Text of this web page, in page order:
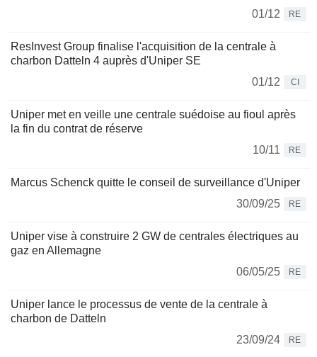
01/12
RE
ResInvest Group finalise l'acquisition de la centrale à
charbon Datteln 4 auprès d'Uniper SE
01/12
CI
Uniper met en veille une centrale suédoise au fioul après
la fin du contrat de réserve
10/11
RE
Marcus Schenck quitte le conseil de surveillance d'Uniper
30/09/25
RE
Uniper vise à construire 2 GW de centrales électriques au
gaz en Allemagne
06/05/25
RE
Uniper lance le processus de vente de la centrale à
charbon de Datteln
23/09/24
RE